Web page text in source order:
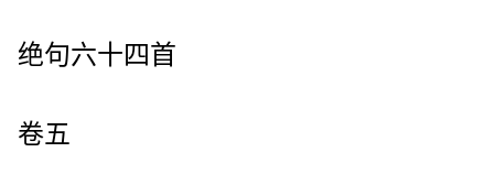
绝句六十四首
卷五